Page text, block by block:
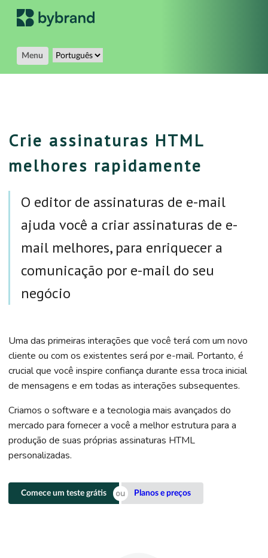
Menu
Crie assinaturas HTML
melhores rapidamente
O editor de assinaturas de e-mail
ajuda você a criar assinaturas de e-
mail melhores, para enriquecer a
comunicação por e-mail do seu
negócio
Uma das primeiras interações que você terá com um novo
cliente ou com os existentes será por e-mail. Portanto, é
crucial que você inspire confiança durante essa troca inicial
de mensagens e em todas as interações subsequentes.
Criamos o software e a tecnologia mais avançados do
mercado para fornecer a você a melhor estrutura para a
produção de suas próprias assinaturas HTML
personalizadas.
Comece um teste grátis Planos e preços